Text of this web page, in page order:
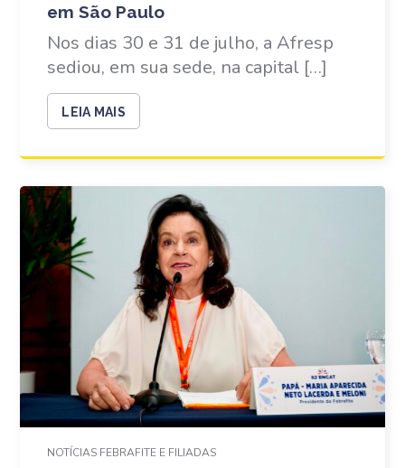
em São Paulo
Nos dias 30 e 31 de julho, a Afresp
sediou, em sua sede, na capital […]
LEIA MAIS
NOTÍCIAS FEBRAFITE E FILIADAS